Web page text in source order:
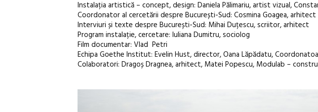
Instalația artistică – concept, design: Daniela Pălimariu, artist vizual,
Coordonator al cercetării despre București-Sud: Cosmina Goagea, arhitect
Interviuri și texte despre București-Sud: Mihai Duțescu, scriitor, arhitect
Program instalație, cercetare: Iuliana Dumitru, sociolog
Film documentar: Vlad Petri
Echipa Goethe Institut: Evelin Hust, director, Oana Lăpădatu,
Colaboratori: Dragoș Dragnea, arhitect, Matei Popescu, Modulab –